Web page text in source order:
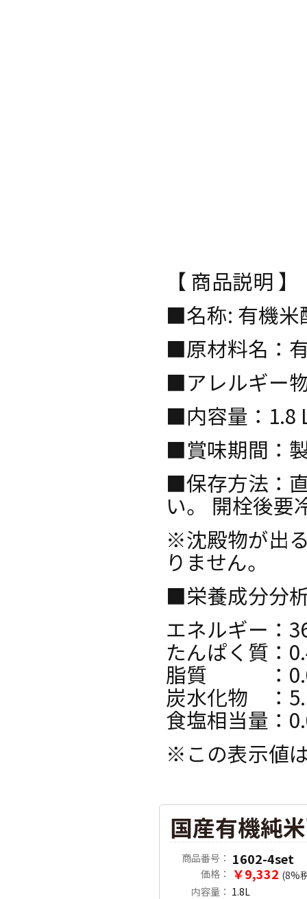
【 商品説明 】
■名称: 有機米
■原材料名：
■アレルギー
■内容量：1.8
■賞味期間：
■保存方法：
い。 開栓後要
※沈殿物が出
りません。
■栄養成分分
エネルギー：
たんぱく質：
脂質 ：
炭水化物 ：
食塩相当量：
※この表示値
国産有機純
商品番号： 1602-4set
価格： ￥9,332 (8%
内容量： 1.8L